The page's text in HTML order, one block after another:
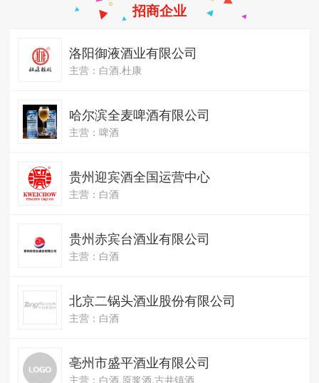
招商企业
洛阳御液酒业有限公司
主营：白酒.杜康
哈尔滨全麦啤酒有限公司
主营：啤酒
贵州迎宾酒全国运营中心
主营：白酒
贵州赤宾台酒业有限公司
主营：白酒
北京二锅头酒业股份有限公司
主营：白酒
亳州市盛平酒业有限公司
主营：白酒,原浆酒,古井镇酒